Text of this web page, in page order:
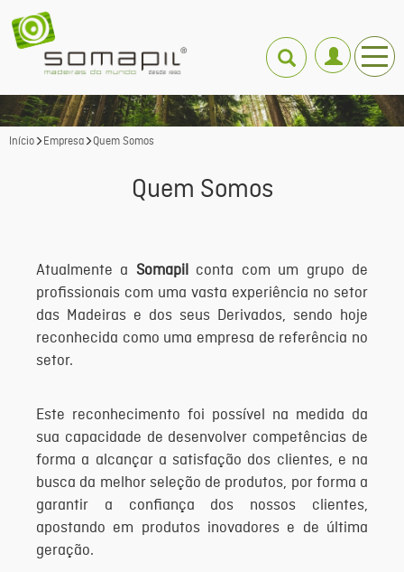
Início Empresa Quem Somos
Quem Somos
Atualmente a Somapilconta com um grupo de
profissionais com uma vasta experiência no setor
das Madeiras e dos seus Derivados, sendo hoje
reconhecida como uma empresa de referência no
setor.
Este reconhecimento foi possível na medida da
sua capacidade de desenvolver competências de
forma a alcançar a satisfação dos clientes, e na
busca da melhor seleção de produtos, por forma a
garantir a confiança dos nossos clientes,
apostando em produtos inovadores e de última
geração.